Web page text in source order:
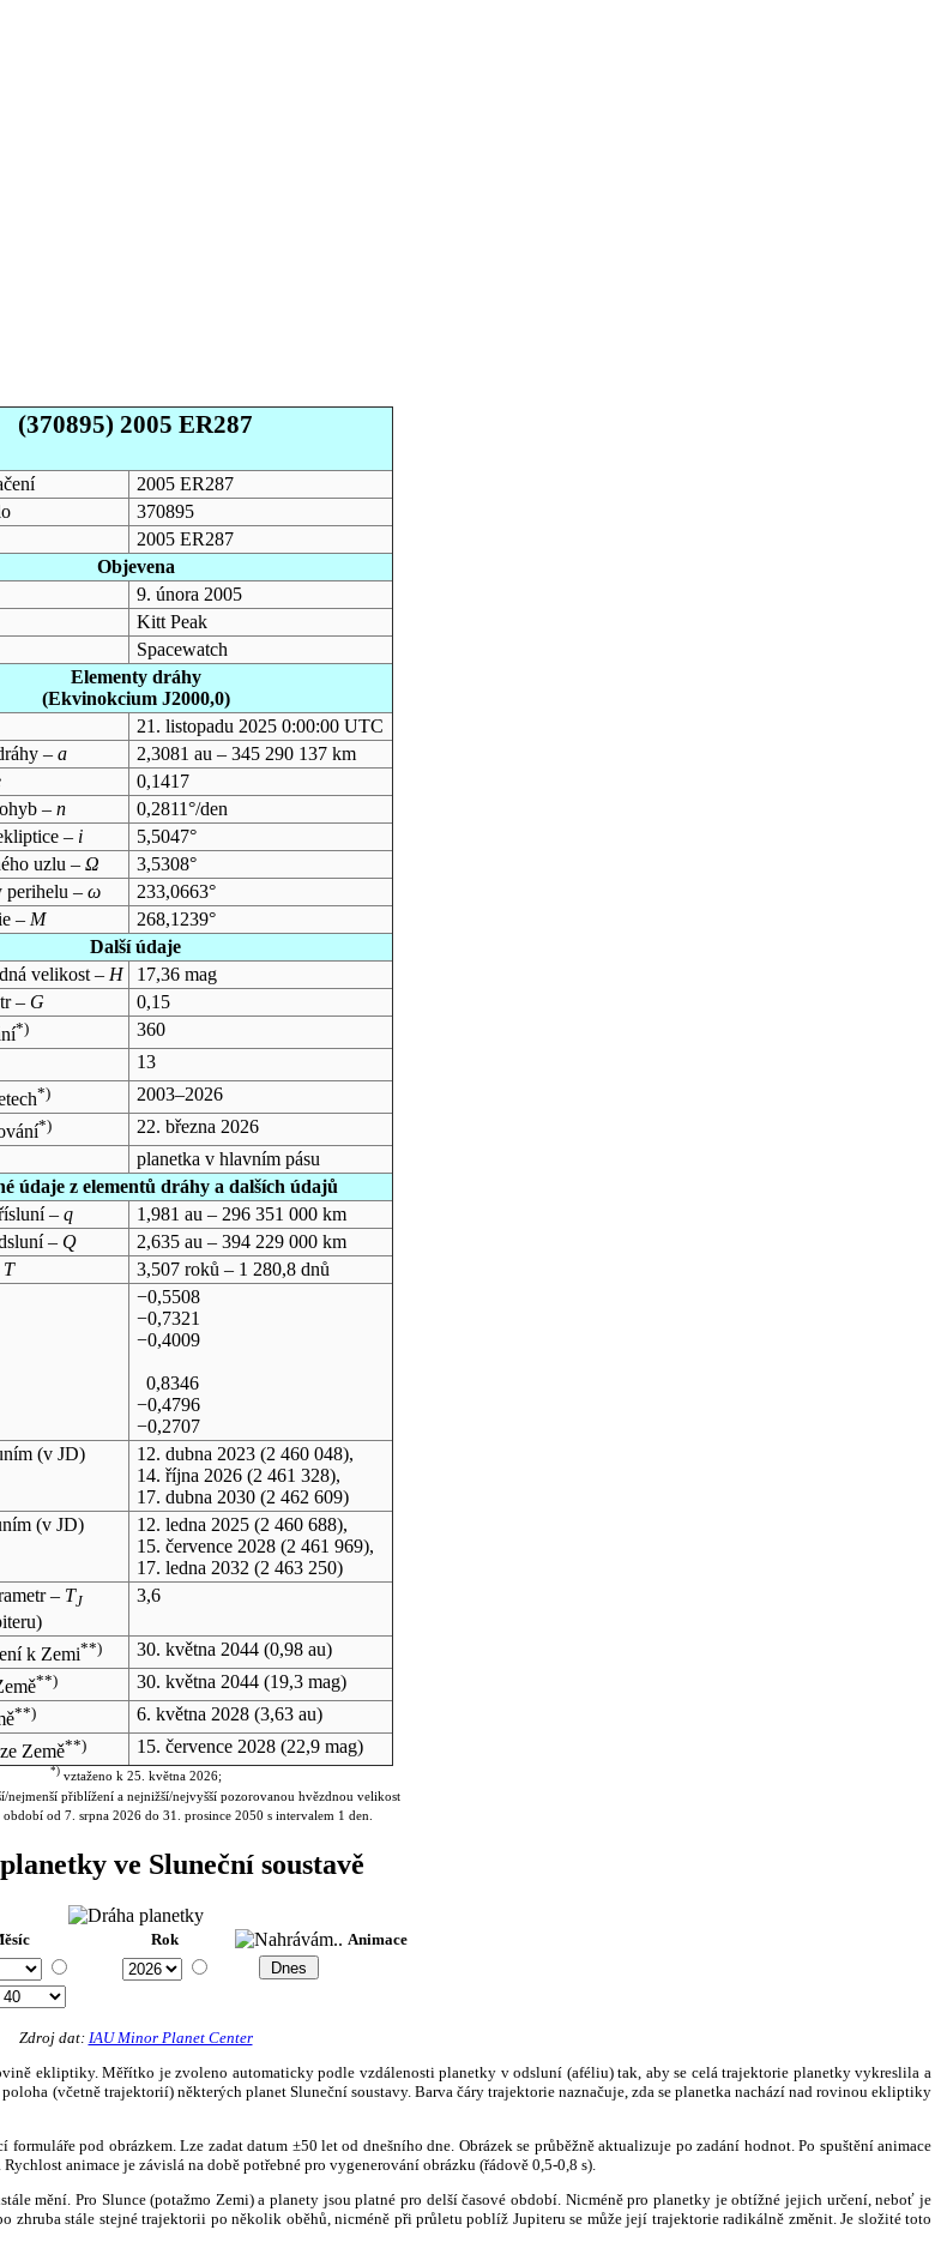
(370895) 2005 ER287
2005 ER287
370895
2005 ER287
Objevena
9. února 2005
Kitt Peak
Spacewatch
Elementy dráhy
(Ekvinokcium J2000,0)
21. listopadu 2025 0:00:00 UTC
– a
2,3081 au – 345 290 137 km
0,1417
– n
0,2811°/den
– i
5,5047°
uzlu – Ω
3,5308°
perihelu – ω
233,0663°
– M
268,1239°
Další údaje
velikost – H
17,36 mag
– G
0,15
*)
360
13
*)
2003–2026
*)
22. března 2026
planetka v hlavním pásu
údaje z elementů dráhy a dalších údajů
– q
1,981 au – 296 351 000 km
– Q
2,635 au – 394 229 000 km
T
3,507 roků – 1 280,8 dnů
−0,5508
−0,7321
−0,4009
0,8346
−0,4796
−0,2707
(v JD) 12. dubna 2023(2 460 048),
14. října 2026(2 461 328),
17. dubna 2030(2 462 609)
(v JD) 12. ledna 2025(2 460 688),
15. července 2028(2 461 969),
17. ledna 2032 (2 463 250)
– TJ 3,6
k Zemi**) 30. května 2044(0,98 au)
**) 30. května 2044(19,3 mag)
**) 6. května 2028(3,63 au)
Země**) 15. července 2028(22,9 mag)
*)vztaženo k 25. května 2026;
nejmenší přiblížení a nejnižší/nejvyšší pozorovanou hvězdnou velikost
od 7. srpna 2026 do 31. prosince 2050 s intervalem 1 den.
ve Sluneční soustavě
Rok Animace
Zdroj dat: IAU Minor Planet Center
ekliptiky. Měřítko je zvoleno automaticky podle vzdálenosti planetky v odsluní (aféliu) tak, aby se celá trajektorie planetky vykreslila a
(včetně trajektorií) některých planet Sluneční soustavy. Barva čáry trajektorie naznačuje, zda se planetka nachází nad rovinou ekliptiky
pod obrázkem. Lze zadat datum ±50 let od dnešního dne. Obrázek se průběžně aktualizuje po zadání hodnot. Po spuštění animace
animace je závislá na době potřebné pro vygenerování obrázku (řádově 0,5-0,8 s).
mění. Pro Slunce (potažmo Zemi) a planety jsou platné pro delší časové období. Nicméně pro planetky je obtížné jejich určení, neboť je
zhruba stále stejné trajektorii po několik oběhů, nicméně při průletu poblíž Jupiteru se může její trajektorie radikálně změnit. Je složité toto